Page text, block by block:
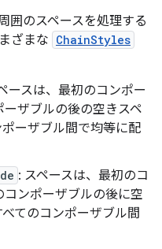
囲のスペースを処理する
ざまな ChainStyles
ースは、最初のコンポー
ザブルの後の空きスペ
ーザブル間で均等に配
: スペースは、最初のコ
ンポーザブルの後に空
てのコンポーザブル間